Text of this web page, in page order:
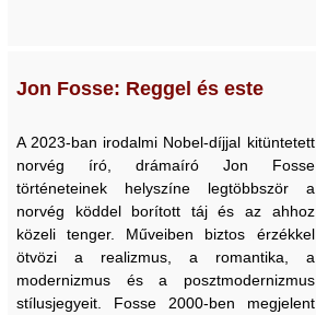
Jon Fosse: Reggel és este
A 2023-ban irodalmi Nobel-díjjal kitüntetett
norvég író, drámaíró Jon Fosse
történeteinek helyszíne legtöbbször a
norvég köddel borított táj és az ahhoz
közeli tenger. Műveiben biztos érzékkel
ötvözi a realizmus, a romantika, a
modernizmus és a posztmodernizmus
stílusjegyeit. Fosse 2000-ben megjelent